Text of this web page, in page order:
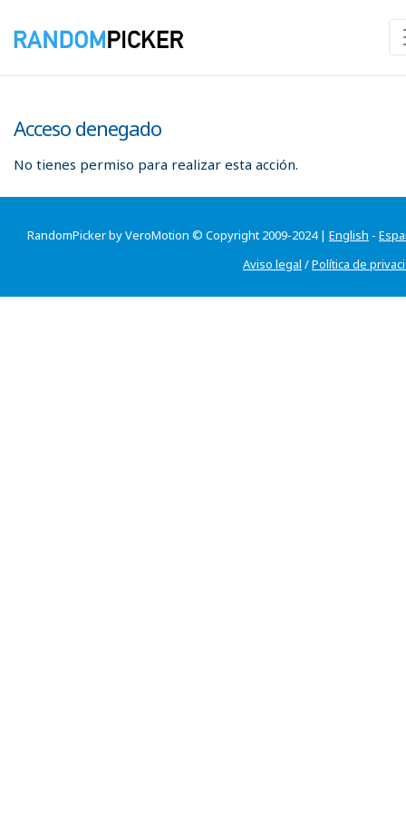
Acceso denegado
No tienes permiso para realizar esta acción.
RandomPicker by VeroMotion © Copyright 2009-2024 | English -
Aviso legal /Política de